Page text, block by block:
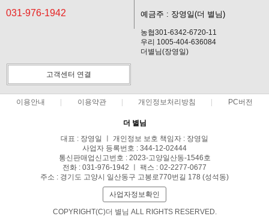
031-976-1942
예금주 : 장영일(더 별님)
농협301-6342-6720-11
우리 1005-404-636084
더별님(장영일)
고객센터 연결
이용안내 이용약관 개인정보처리방침 PC버전
더 별님
대표 : 장영일 ㅣ 개인정보 보호 책임자 : 장영일
사업자 등록번호 : 344-12-02444
통신판매업신고번호 : 2023-고양일산동-1546호
전화 : 031-976-1942 ㅣ 팩스 : 02-2277-0677
주소 : 경기도 고양시 일산동구 고봉로770번길 178 (성석동)
사업자정보확인
COPYRIGHT(C)더 별님 ALL RIGHTS RESERVED.